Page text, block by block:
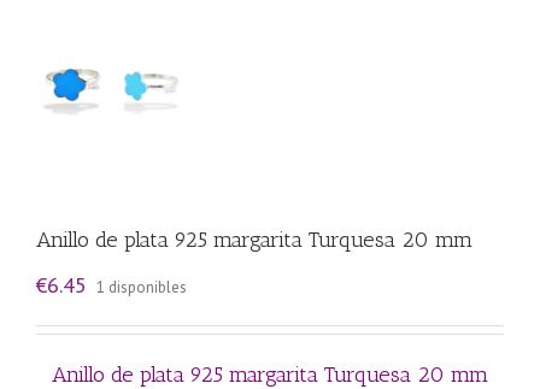
Anillo de plata 925 margarita Turquesa 20 mm
€6.45 1 disponibles
Anillo de plata 925 margarita Turquesa 20 mm